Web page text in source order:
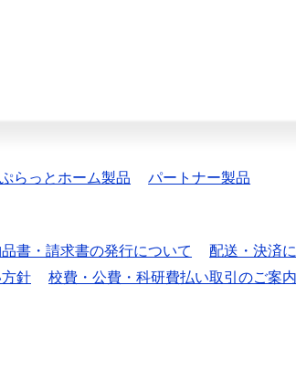
ぷらっとホーム製品 パートナー製品
書・請求書の発行について 配送・決済
針 校費・公費・科研費払い取引のご案内